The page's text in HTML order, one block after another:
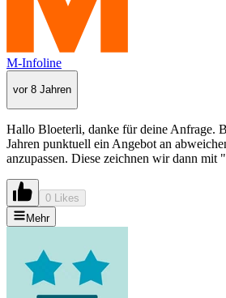
M-Infoline
vor 8 Jahren
Hallo Bloeterli, danke für deine Anfrage.
Jahren punktuell ein Angebot an
anzupassen. Diese zeichnen wir dann mit
0 Likes
Mehr